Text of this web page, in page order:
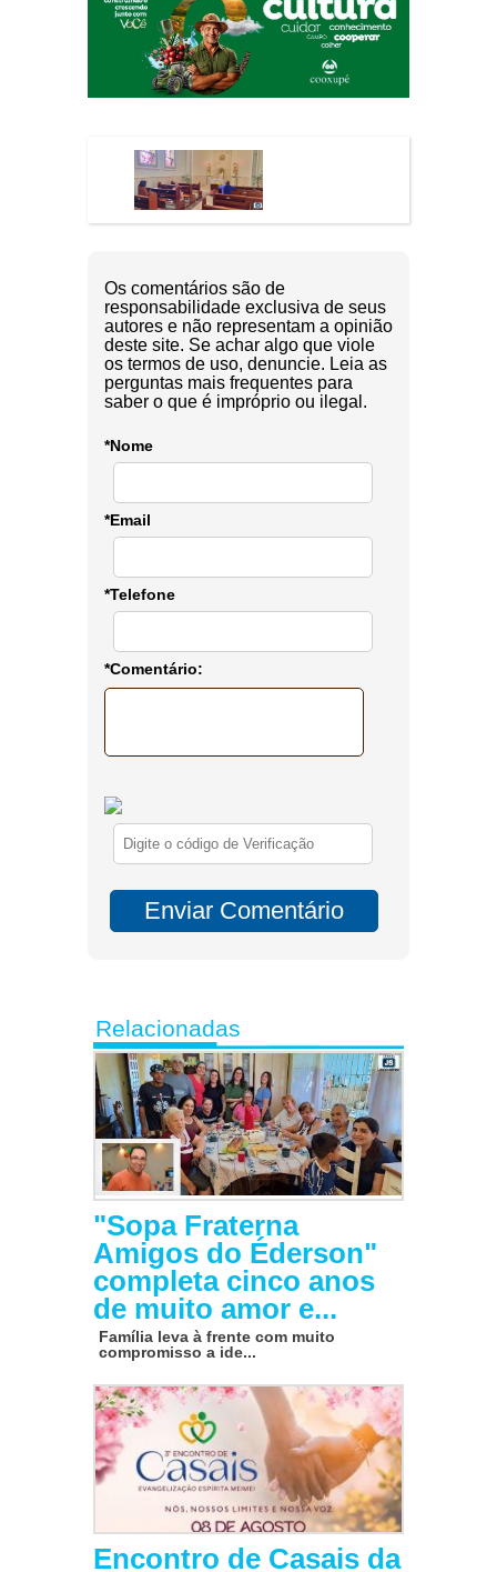
Os comentários são de
responsabilidade exclusiva de seus
autores e não representam a opinião
deste site. Se achar algo que viole
os termos de uso, denuncie. Leia as
perguntas mais frequentes para
saber o que é impróprio ou ilegal.
*Nome
*Email
*Telefone
*Comentário:
Relacionadas
"Sopa Fraterna
Amigos do Éderson"
completa cinco anos
de muito amor e...
Família leva à frente com muito
compromisso a ide...
Encontro de Casais da